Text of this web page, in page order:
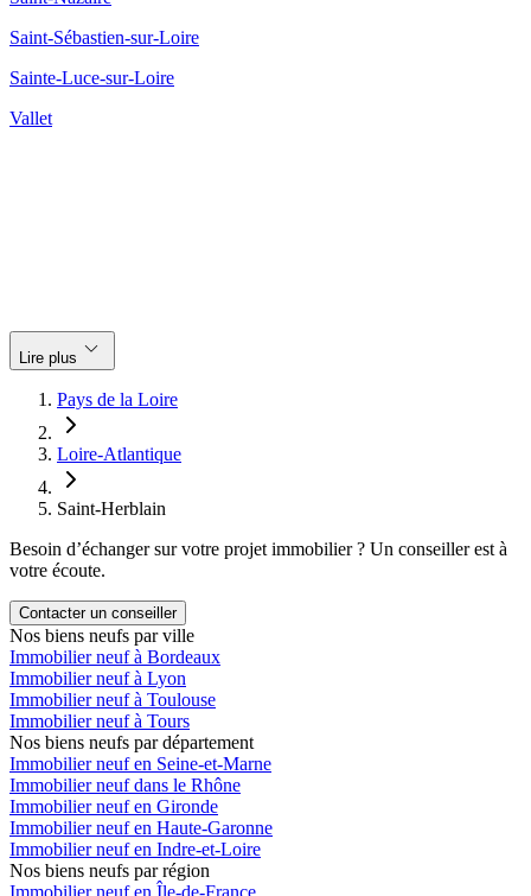
Saint-Sébastien-sur-Loire
Sainte-Luce-sur-Loire
Vallet
Lire plus keyboard_arrow_down
Pays de la Loire
Loire-Atlantique
Saint-Herblain
Besoin d’échanger sur votre projet immobilier ? Un conseiller est à
votre écoute.
Contacter un conseiller
Nos biens neufs par ville
Immobilier neuf à Bordeaux
Immobilier neuf à Lyon
Immobilier neuf à Toulouse
Immobilier neuf à Tours
Nos biens neufs par département
Immobilier neuf en Seine-et-Marne
Immobilier neuf dans le Rhône
Immobilier neuf en Gironde
Immobilier neuf en Haute-Garonne
Immobilier neuf en Indre-et-Loire
Nos biens neufs par région
Immobilier neuf en Île-de-France